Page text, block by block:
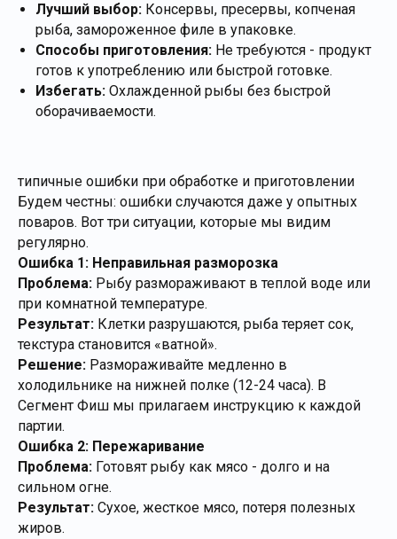
Лучший выбор: Консервы, пресервы, копченая
рыба, замороженное филе в упаковке.
Способы приготовления: Не требуются - продукт
готов к употреблению или быстрой готовке.
Избегать: Охлажденной рыбы без быстрой
оборачиваемости.
типичные ошибки при обработке и приготовлении
Будем честны: ошибки случаются даже у опытных
поваров. Вот три ситуации, которые мы видим
регулярно.
Ошибка 1: Неправильная разморозка
Проблема: Рыбу размораживают в теплой воде или
при комнатной температуре.
Результат: Клетки разрушаются, рыба теряет сок,
текстура становится «ватной».
Решение: Размораживайте медленно в
холодильнике на нижней полке (12-24 часа). В
Сегмент Фиш мы прилагаем инструкцию к каждой
партии.
Ошибка 2: Пережаривание
Проблема: Готовят рыбу как мясо - долго и на
сильном огне.
Результат: Сухое, жесткое мясо, потеря полезных
жиров.